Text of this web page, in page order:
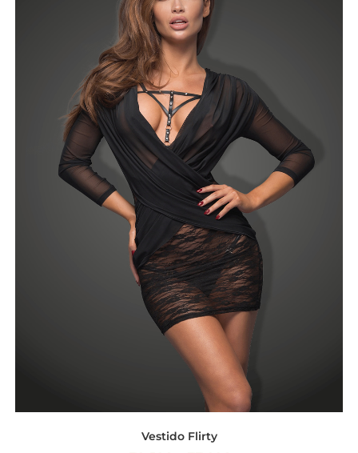
Vestido Flirty